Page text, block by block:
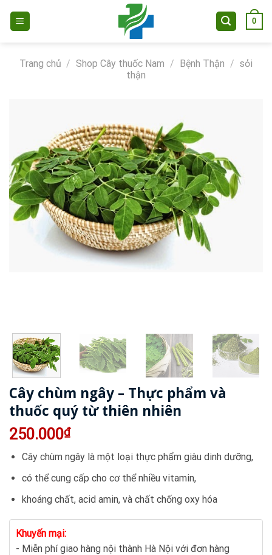
0
Trang chủ / Shop Cây thuốc Nam / Bệnh Thận / sỏi
thận
Cây chùm ngây – Thực phẩm và
thuốc quý từ thiên nhiên
250.000₫
Cây chùm ngây là một loại thực phẩm giàu dinh dưỡng,
có thể cung cấp cho cơ thể nhiều vitamin,
khoáng chất, acid amin, và chất chống oxy hóa
Khuyến mại:
- Miễn phí giao hàng nội thành Hà Nội với đơn hàng